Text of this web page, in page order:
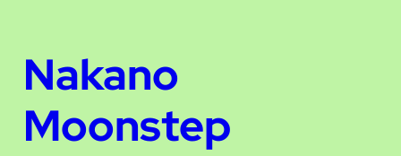
Nakano
Moonstep